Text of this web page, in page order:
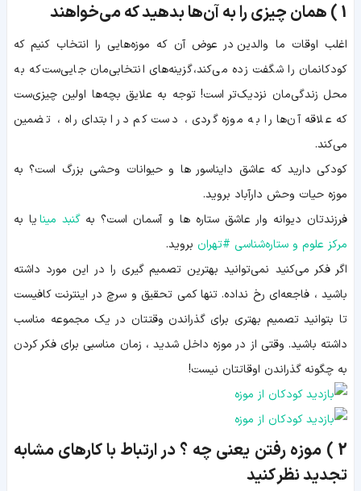
1 ) همان‌ چیزی را به آن‌ها بدهید که می‌خواهند
اغلب اوقات ما والدین در عوض آن‌ که موزه‌هایی را انتخاب کنیم که
کودکانمان را شگفت زده می‌کند، گزینه‌های انتخابی‌مان جایی‌ست که به
محل زندگی‌مان نزدیک‌تر است! توجه به علایق بچه‌ها اولین چیزی‌ست
که علاقه آن‌ها را به موزه گردی ، دست کم در ابتدای راه ، تضمین
می‌کند.
کودکی دارید که عاشق دایناسور ها و حیوانات وحشی بزرگ است؟ به
موزه حیات وحش دارآباد بروید.
فرزندتان دیوانه وار عاشق ستاره ها و آسمان است؟ به گنبد مینایا به
مرکز علوم و ستاره‌شناسی #تهران بروید.
اگر فکر می‌کنید نمی‌توانید بهترین تصمیم گیری را در این مورد داشته
باشید ، فاجعه‌ای رخ نداده. تنها کمی تحقیق و سرچ در اینترنت کافیست
تا بتوانید تصمیم بهتری برای گذراندن وقتتان در یک مجموعه مناسب
داشته باشید. وقتی از در موزه داخل شدید ، زمان مناسبی برای فکر کردن
به چگونه گذراندن اوقاتتان نیست!
2 ) موزه رفتن یعنی چه ؟ در ارتباط با کارهای مشابه
تجدید نظر کنید